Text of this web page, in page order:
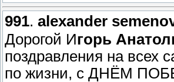
991. alexander
Дорогой Игорь
поздравления на всех
по жизни, с ДНЁМ